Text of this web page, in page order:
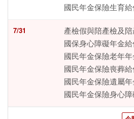
國民年金保險生育
7/31
產檢假與陪產檢及
國保身心障礙年金
國民年金保險老年
國民年金保險喪葬
國民年金保險遺屬年
國民年金保險身心